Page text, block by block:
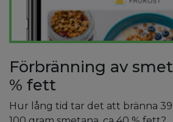
Förbränning av
% fett
Hur lång tid tar det att bränna